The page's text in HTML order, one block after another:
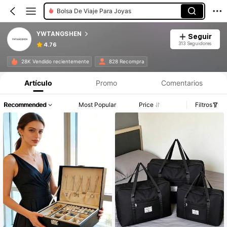
Bolsa De Viaje Para Joyas
YWTANGSHEN
4.76
Seguir
313 Seguidores
28K Vendido recientemente 828 Recompra
Artículo Promo Comentarios
Recommended Most Popular Price Filtros